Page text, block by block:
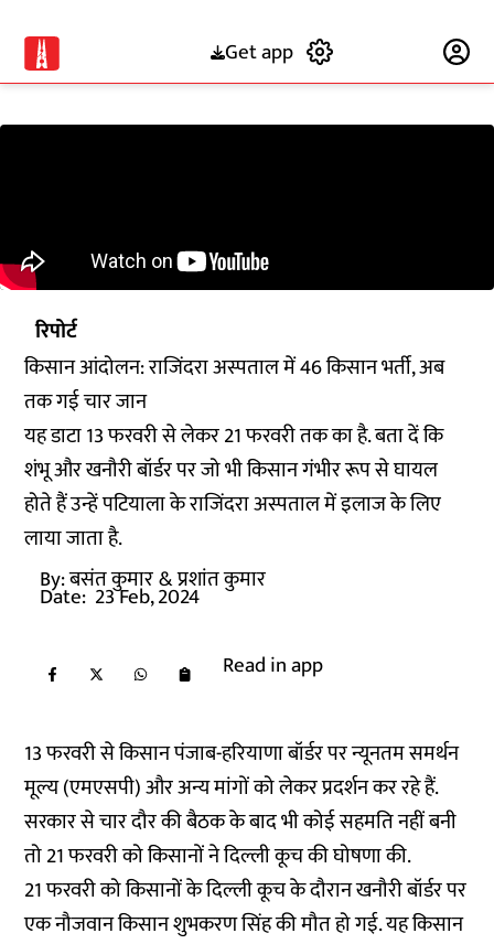
Get app
रिपोर्ट
किसान आंदोलन: राजिंदरा अस्पताल में 46 किसान भर्ती, अब
तक गई चार जान
यह डाटा 13 फरवरी से लेकर 21 फरवरी तक का है. बता दें कि
शंभू और खनौरी बॉर्डर पर जो भी किसान गंभीर रूप से घायल
होते हैं उन्हें पटियाला के राजिंदरा अस्पताल में इलाज के लिए
लाया जाता है.
By:बसंत कुमार& प्रशांत कुमार
Date: 23 Feb, 2024
Read in app
13 फरवरी से किसान पंजाब-हरियाणा बॉर्डर पर न्यूनतम समर्थन
मूल्य (एमएसपी) और अन्य मांगों को लेकर प्रदर्शन कर रहे हैं.
सरकार से चार दौर की बैठक के बाद भी कोई सहमति नहीं बनी
तो 21 फरवरी को किसानों ने दिल्ली कूच की घोषणा की.
21 फरवरी को किसानों के दिल्ली कूच के दौरान खनौरी बॉर्डर पर
एक नौजवान किसान शुभकरण सिंह की मौत हो गई. यह किसान